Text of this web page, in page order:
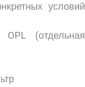
условий
(отдельная